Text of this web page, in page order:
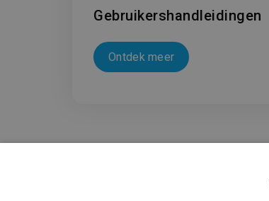
Gebruikershandleidingen
Ontdek meer